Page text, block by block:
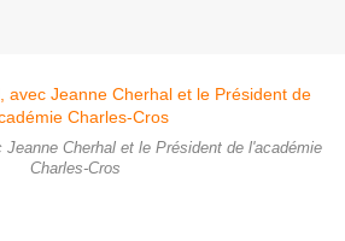
Cherhal et le Président de l'académie
Charles-Cros